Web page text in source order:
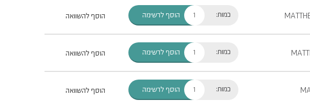
כמות: הוסף לרשימה הוסף להשוואה
כמות: הוסף לרשימה הוסף להשוואה
כמות: הוסף לרשימה הוסף להשוואה